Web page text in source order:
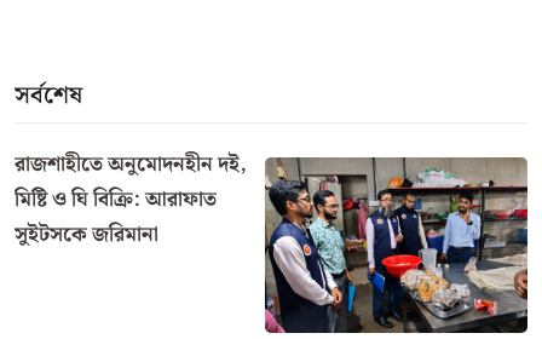
একটি রুমে গিয়েছিল। তিনি পালিয়ে যায়নি এবং ৫০ লক্ষ টাকা
অভিযোগ দিচ্ছে। আমার ভাই একজন ড্রাগ সুপার।
সুধারাম থানার ভারপ্রাপ্ত কর্মকর্তা (ওসি) মো. কামরুল ইসলাম
বলেন, দুই পক্ষের মধ্যে বিভিন্ন বিষয় নিয়ে মতবিরোধ দেখা
দেয়। এনিয়ে দুই পক্ষের মধ্যে কথা হচ্ছে। তবে যৌতুক দাবির
অভিযোগ সত্য না। জাতীয় জরুরি সেবা নম্বর ৯৯৯-এ সংবাদ
পেয়ে বরকে উদ্ধার করে থানায় নিয়ে আসা হয়।